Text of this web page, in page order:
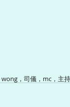
，司儀，mc，主